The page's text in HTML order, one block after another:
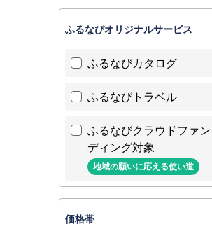
ふるなびオリジナルサービス
ふるなびカタログ
ふるなびトラベル
ふるなびクラウドファン
ディング対象
地域の願いに応える使い道
価格帯